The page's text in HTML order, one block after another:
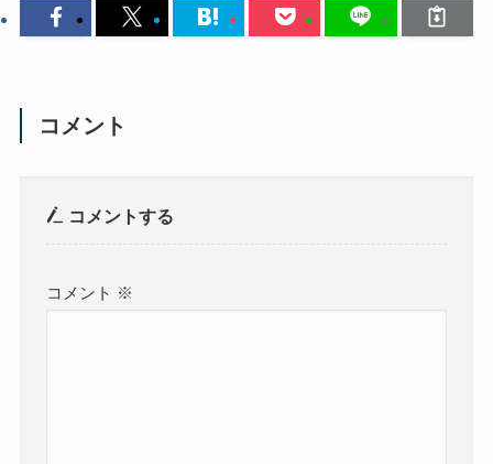
コメント
コメントする
コメント ※